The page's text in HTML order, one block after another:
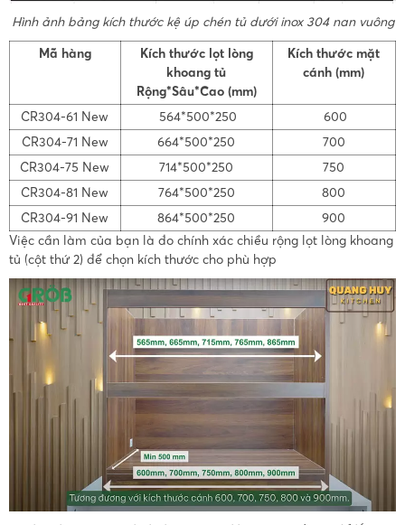
Hình ảnh bảng kích thước kệ úp chén tủ dưới inox 304 nan vuông
Mã hàng
Kích thước lọt lòng
khoang tủ
Rộng*Sâu*Cao (mm)
Kích thước mặt
cánh (mm)
CR304-61 New 564*500*250
600
CR304-71 New
664*500*250
700
CR304-75 New
714*500*250
750
CR304-81 New
764*500*250
800
CR304-91 New
864*500*250
900
Việc cần làm của bạn là đo chính xác chiều rộng lọt lòng khoang
tủ (cột thứ 2) để chọn kích thước cho phù hợp